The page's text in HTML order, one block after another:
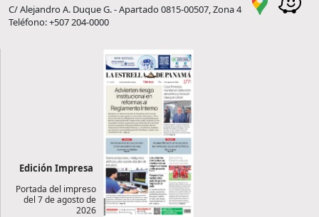
C/ Alejandro A. Duque G. - Apartado 0815-00507, Zona 4
Teléfono: +507 204-0000
Edición Impresa
Portada del impreso
del 7 de agosto de
2026